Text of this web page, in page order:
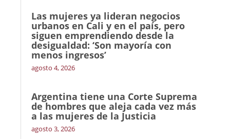
Las mujeres ya lideran negocios
urbanos en Cali y en el país, pero
siguen emprendiendo desde la
desigualdad: ‘Son mayoría con
menos ingresos’
agosto 4, 2026
Argentina tiene una Corte Suprema
de hombres que aleja cada vez más
a las mujeres de la Justicia
agosto 3, 2026